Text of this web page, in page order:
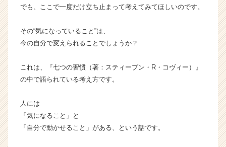
ト
届
就
サ
イ
ャ
でも、ここで一度だけ立ち止まって考えてみてほしいのです。
その“気になっていること”は、
今の自分で変えられることでしょうか？
これは、『七つの習慣（著：スティーブン・R・コヴィー）』
の中で語られている考え方です。
人には
「気になること」と
「自分で動かせること」がある、という話です。